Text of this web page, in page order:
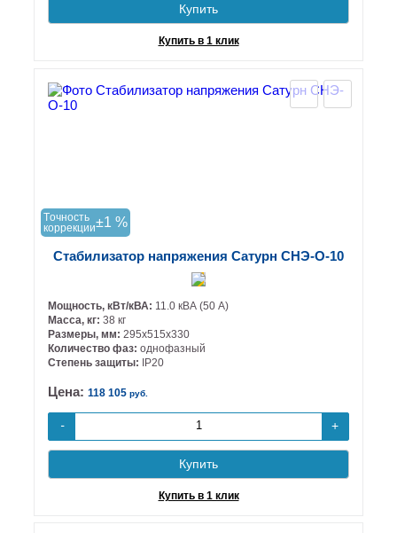
Купить
Купить в 1 клик
Tочность
коррекции±1 %
Стабилизатор напряжения Сатурн СНЭ-О-10
Мощность, кВт/кВА: 11.0 кВА (50 А)
Масса, кг: 38 кг
Размеры, мм: 295х515х330
Количество фаз: однофазный
Степень защиты: IP20
Цена: 118 105 руб.
- +
Купить
Купить в 1 клик